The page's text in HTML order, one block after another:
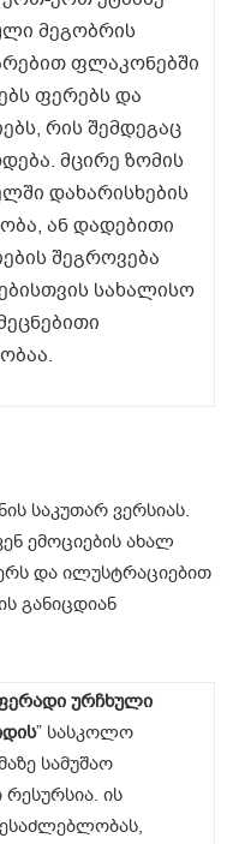
მეგობრის
ფლაკონებში
ფერებს და
რის შემდეგაც
მცირე ზომის
დახარისხების
ან დადებითი
შეგროვება
სახალისო
საკუთარ ვერსიას.
ემოციების ახალ
და ილუსტრაციებით
განიცდიან
ურჩხული
” სასკოლო
სამუშაო
რესურსია. ის